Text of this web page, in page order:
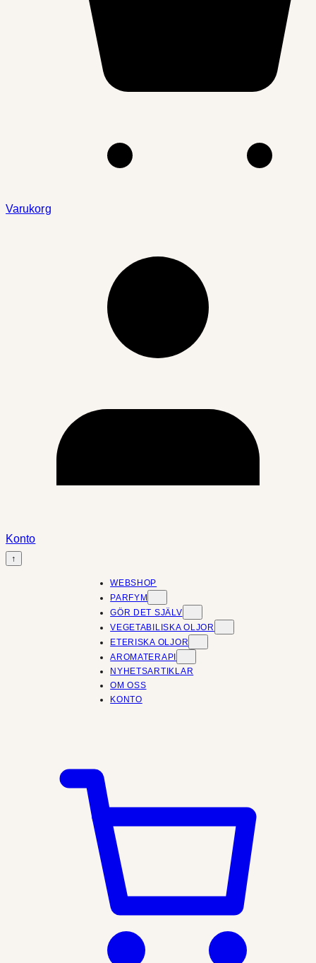
Varukorg
Konto
↑
WEBSHOP
PARFYM
GÖR DET SJÄLV
VEGETABILISKA OLJOR
ETERISKA OLJOR
AROMATERAPI
NYHETSARTIKLAR
OM OSS
KONTO